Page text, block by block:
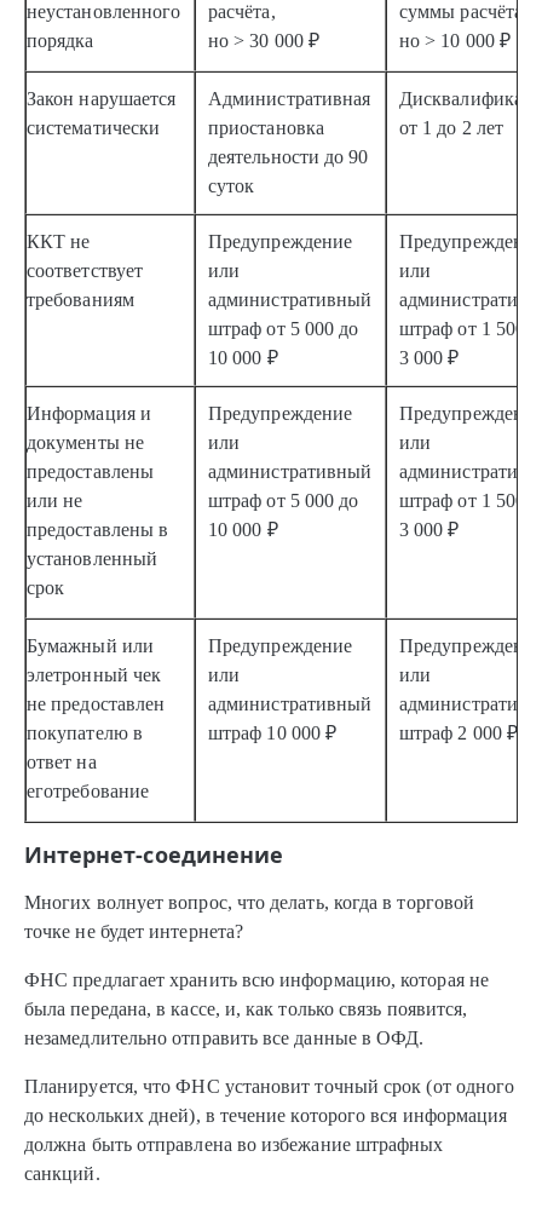
неустановленного
порядка
расчёта,
но > 30 000 ₽
суммы расчёта,
но> 10 000 ₽
Закон нарушается
систематически
Административная
приостановка
деятельности до 90
суток
от 1 до 2 лет
ККТ не
соответствует
требованиям
Предупреждение
или
административный
штрафот 5 000 до
10 000 ₽
или
штрафот 1 500
3 000 ₽
Информация и
документы не
предоставлены
или не
предоставлены в
установленный
срок
Предупреждение
или
административный
штрафот 5 000 до
10 000 ₽
или
штрафот 1 500
3 000 ₽
Бумажный или
элетронный чек
не предоставлен
покупателю в
ответ на
еготребование
Предупреждение
или
административный
штраф 10 000 ₽
или
штраф 2 000 ₽
Интернет-соединение
Многих волнует вопрос, что делать, когда в торговой
точке не будет интернета?
ФНС предлагает хранить всю информацию, которая не
была передана, в кассе, и, как только связь появится,
незамедлительно отправить все данные в ОФД.
Планируется, что ФНС установит точный срок (от одного
до нескольких дней), в течение которого вся информация
должна быть отправлена во избежание штрафных
санкций.